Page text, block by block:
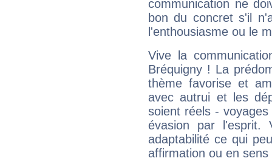
communication ne
bon du concret s'il
l'enthousiasme ou le
Vive la
Bréquigny ! La
thème favorise et
avec autrui et les
soient réels -
évasion par l'esprit.
adaptabilité ce qui
affirmation ou en